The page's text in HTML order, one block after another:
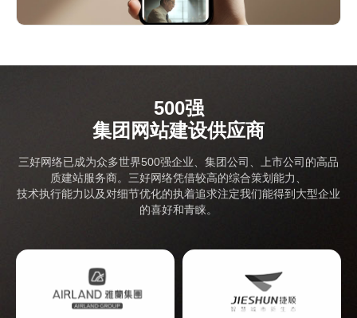
500强
集团网站建设供应商
三好网络已成为众多世界500强企业、集团公司、上市公司的高品
质建站服务商。三好网络凭借较高的综合策划能力、
技术执行能力以及对细节优化的执着追求注定我们能得到大型企业
的喜好和青睐。